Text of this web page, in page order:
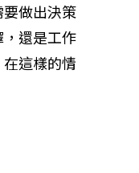
要做出決策
還是工作
這樣的情